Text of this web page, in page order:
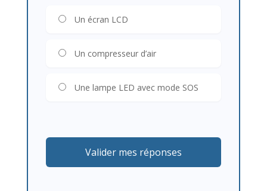
Un écran LCD
Un compresseur d’air
Une lampe LED avec mode SOS
Valider mes réponses